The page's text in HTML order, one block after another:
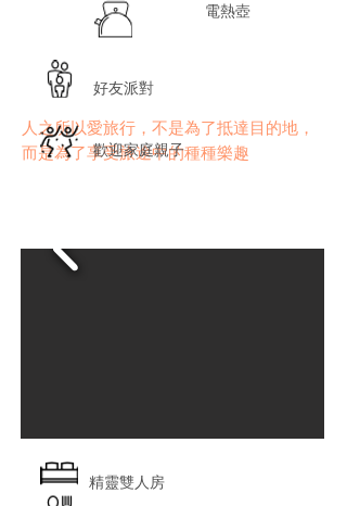
人之所以愛旅行，不是為了抵達目的地，
而是為了享受旅途中的種種樂趣
電熱壺
好友派對
歡迎家庭親子
精靈雙人房